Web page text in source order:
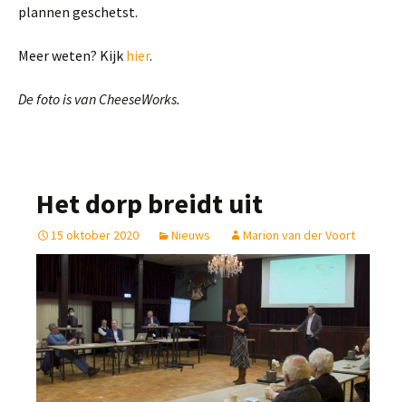
plannen geschetst.
Meer weten? Kijk hier.
De foto is van CheeseWorks.
Het dorp breidt uit
15 oktober 2020 Nieuws Marion van der Voort